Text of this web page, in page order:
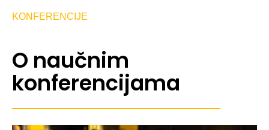
KONFERENCIJE
O naučnim
konferencijama